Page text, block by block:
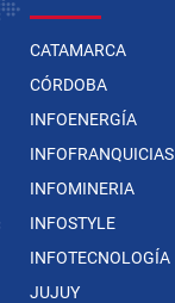
CATAMARCA
CÓRDOBA
INFOENERGÍA
INFOFRANQUICIAS
INFOMINERIA
INFOSTYLE
INFOTECNOLOGÍA
JUJUY